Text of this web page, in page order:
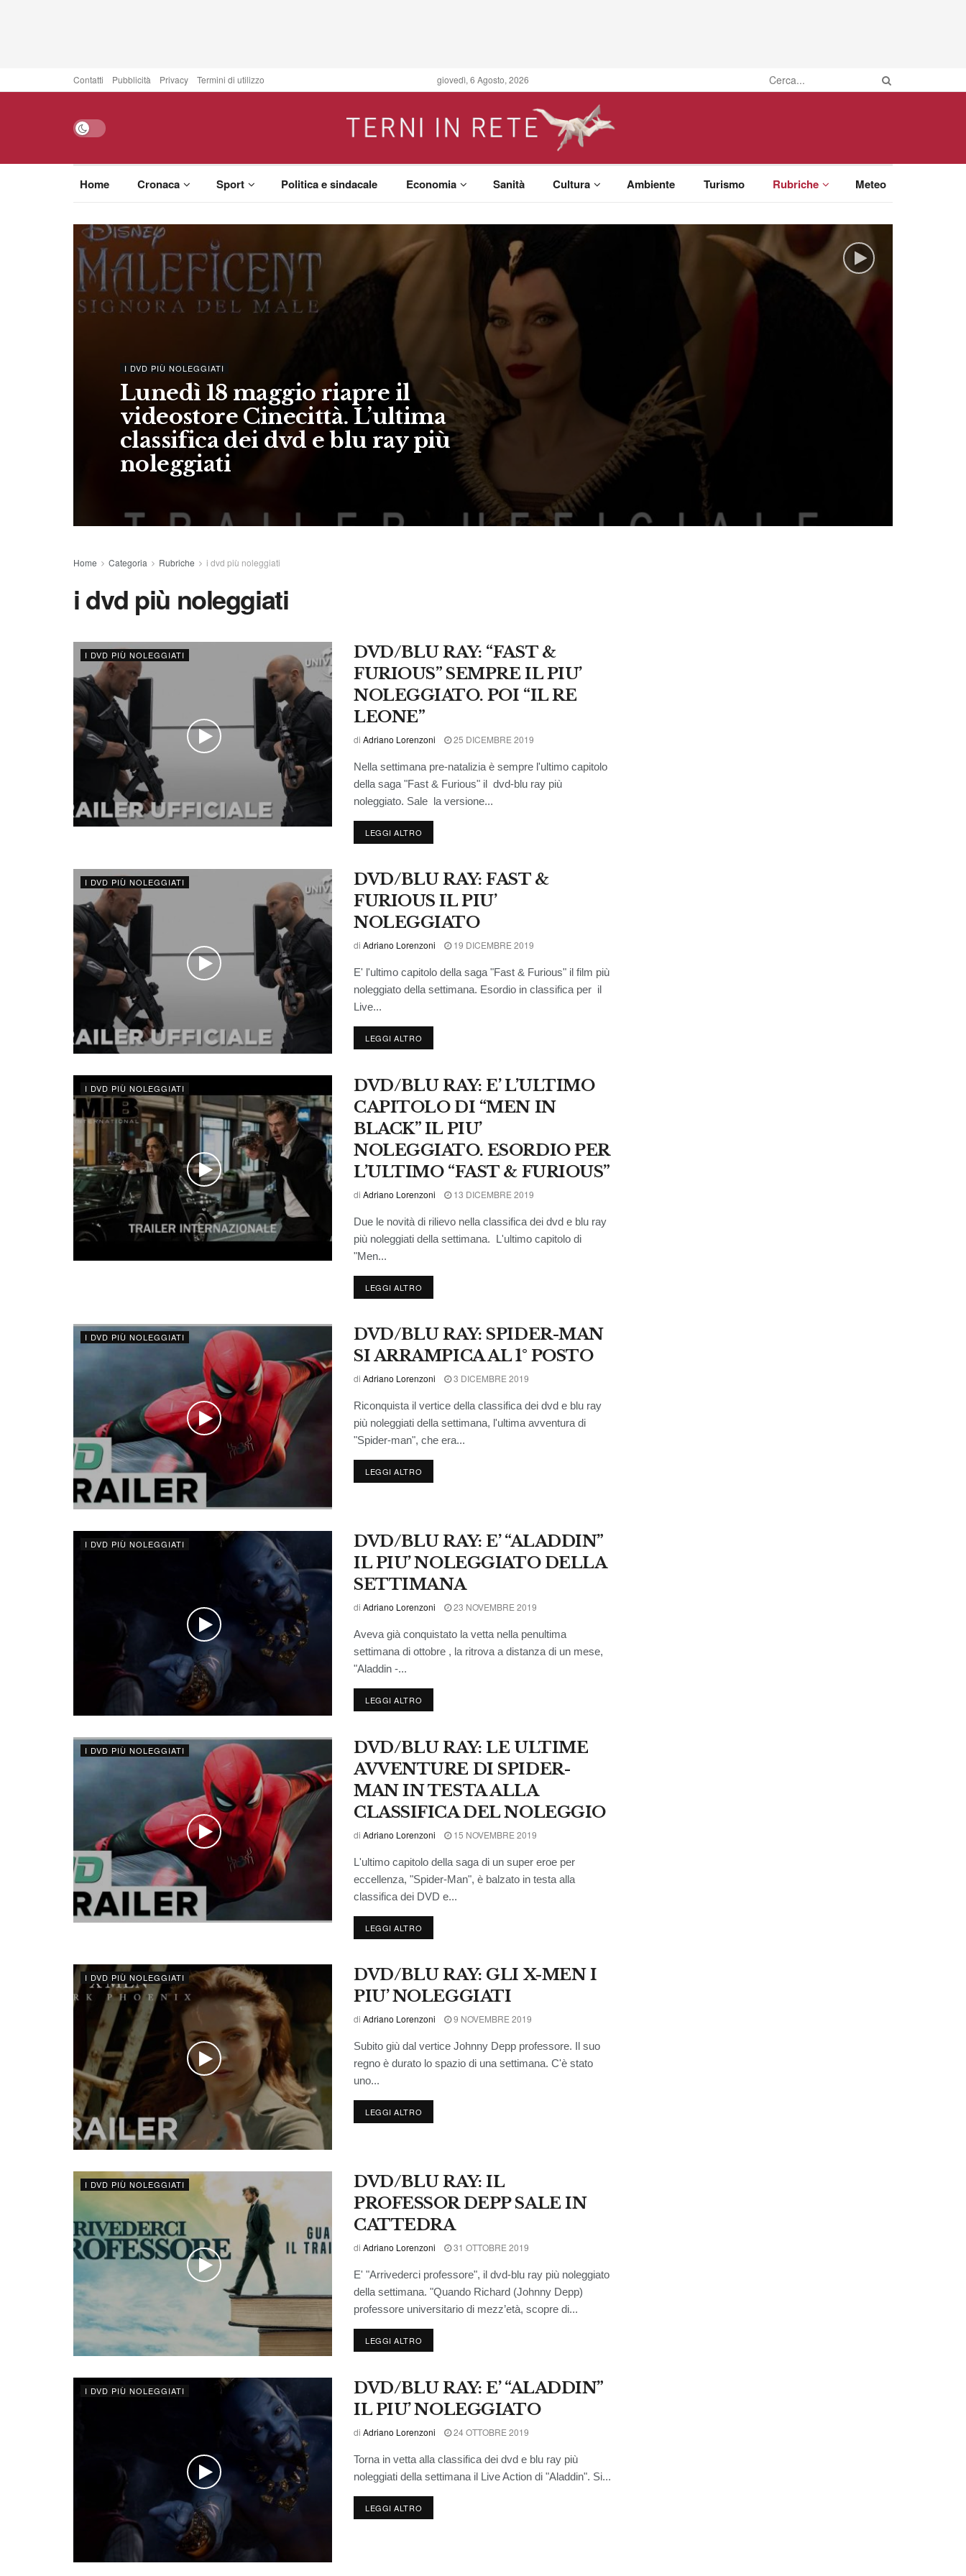
Contatti Pubblicità Privacy Termini di utilizzo giovedì, 6 Agosto, 2026
Home Cronaca Sport Politica e sindacale Economia Sanità Cultura Ambiente Turismo Rubriche Meteo
I DVD PIÙ NOLEGGIATI
Lunedì 18 maggio riapre il
videostore Cinecittà. L’ultima
classifica dei dvd e blu ray più
noleggiati
Home Categoria Rubriche i dvd più noleggiati
i dvd più noleggiati
I DVD PIÙ NOLEGGIATI
DVD/BLU RAY: “FAST &
FURIOUS” SEMPRE IL PIU’
NOLEGGIATO. POI “IL RE
LEONE”
di Adriano Lorenzoni 25 DICEMBRE 2019
Nella settimana pre-natalizia è sempre l'ultimo capitolo
della saga "Fast & Furious" il dvd-blu ray più
noleggiato. Sale la versione...
LEGGI ALTRO
I DVD PIÙ NOLEGGIATI
DVD/BLU RAY: FAST &
FURIOUS IL PIU’
NOLEGGIATO
di Adriano Lorenzoni 19 DICEMBRE 2019
E' l'ultimo capitolo della saga "Fast & Furious" il film più
noleggiato della settimana. Esordio in classifica per il
Live...
LEGGI ALTRO
I DVD PIÙ NOLEGGIATI
DVD/BLU RAY: E’ L’ULTIMO
CAPITOLO DI “MEN IN
BLACK” IL PIU’
NOLEGGIATO. ESORDIO PER
L’ULTIMO “FAST & FURIOUS”
di Adriano Lorenzoni 13 DICEMBRE 2019
Due le novità di rilievo nella classifica dei dvd e blu ray
più noleggiati della settimana. L'ultimo capitolo di
"Men...
LEGGI ALTRO
I DVD PIÙ NOLEGGIATI
DVD/BLU RAY: SPIDER-MAN
SI ARRAMPICA AL 1° POSTO
di Adriano Lorenzoni 3 DICEMBRE 2019
Riconquista il vertice della classifica dei dvd e blu ray
più noleggiati della settimana, l'ultima avventura di
"Spider-man", che era...
LEGGI ALTRO
I DVD PIÙ NOLEGGIATI
DVD/BLU RAY: E’ “ALADDIN”
IL PIU’ NOLEGGIATO DELLA
SETTIMANA
di Adriano Lorenzoni 23 NOVEMBRE 2019
Aveva già conquistato la vetta nella penultima
settimana di ottobre , la ritrova a distanza di un mese,
"Aladdin -...
LEGGI ALTRO
I DVD PIÙ NOLEGGIATI
DVD/BLU RAY: LE ULTIME
AVVENTURE DI SPIDER-
MAN IN TESTA ALLA
CLASSIFICA DEL NOLEGGIO
di Adriano Lorenzoni 15 NOVEMBRE 2019
L'ultimo capitolo della saga di un super eroe per
eccellenza, "Spider-Man", è balzato in testa alla
classifica dei DVD e...
LEGGI ALTRO
I DVD PIÙ NOLEGGIATI
DVD/BLU RAY: GLI X-MEN I
PIU’ NOLEGGIATI
di Adriano Lorenzoni 9 NOVEMBRE 2019
Subito giù dal vertice Johnny Depp professore. Il suo
regno è durato lo spazio di una settimana. C'è stato
uno...
LEGGI ALTRO
I DVD PIÙ NOLEGGIATI
DVD/BLU RAY: IL
PROFESSOR DEPP SALE IN
CATTEDRA
di Adriano Lorenzoni 31 OTTOBRE 2019
E' "Arrivederci professore", il dvd-blu ray più noleggiato
della settimana. "Quando Richard (Johnny Depp)
professore universitario di mezz’età, scopre di...
LEGGI ALTRO
I DVD PIÙ NOLEGGIATI
DVD/BLU RAY: E’ “ALADDIN”
IL PIU’ NOLEGGIATO
di Adriano Lorenzoni 24 OTTOBRE 2019
Torna in vetta alla classifica dei dvd e blu ray più
noleggiati della settimana il Live Action di "Aladdin". Si...
LEGGI ALTRO